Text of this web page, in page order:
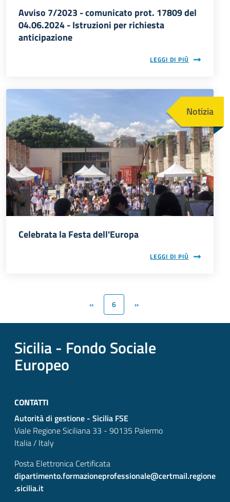
Avviso 7/2023 - comunicato prot. 17809 del
04.06.2024 - Istruzioni per richiesta
anticipazione
LEGGI DI PIÙ
Notizia
Celebrata la Festa dell'Europa
LEGGI DI PIÙ
Pagina precedente
‹‹ Pagina attuale
6 Pagina successiva
››
Sicilia - Fondo Sociale
Europeo
CONTATTI
Autorità di gestione - Sicilia FSE
Viale Regione Siciliana 33 - 90135 Palermo
Italia / Italy
Posta Elettronica Certificata
dipartimento.formazioneprofessionale@certmail.regione
.sicilia.it